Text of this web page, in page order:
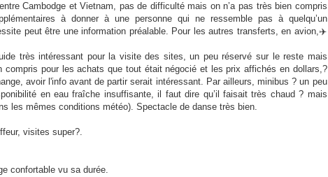
Cambodge et Vietnam, pas de difficulté mais on n’a pas très bien compris
à donner à une personne qui ne ressemble pas à quelqu’un
peut être une information préalable. Pour les autres transferts, en avion,✈️
très intéressant pour la visite des sites, un peu réservé sur le reste mais
compris pour les achats que tout était négocié et les prix affichés en dollars,?
avoir l'info avant de partir serait intéressant. Par ailleurs, minibus ? un peu
en eau fraîche insuffisante, il faut dire qu’il faisait très chaud ? mais
les mêmes conditions météo). Spectacle de danse très bien.
visites super?.
confortable vu sa durée.